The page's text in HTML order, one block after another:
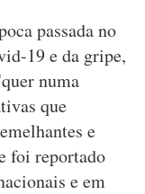
passada no
19 e da gripe,
numa
que
e
foi reportado
e em